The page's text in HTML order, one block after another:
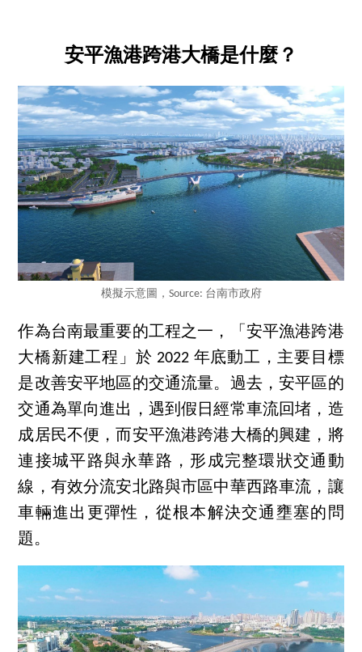
安平漁港跨港大橋是什麼？
模擬示意圖，Source: 台南市政府
作為台南最重要的工程之一，「安平漁港跨港
大橋新建工程」於 2022 年底動工，主要目標
是改善安平地區的交通流量。過去，安平區的
交通為單向進出，遇到假日經常車流回堵，造
成居民不便，而安平漁港跨港大橋的興建，將
連接城平路與永華路，形成完整環狀交通動
線，有效分流安北路與市區中華西路車流，讓
車輛進出更彈性，從根本解決交通壅塞的問
題。